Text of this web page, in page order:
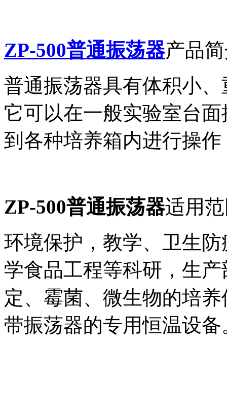
ZP-500普通振荡器产品
普通振荡器具有体积小
它可以在一般实验室台
到各种培养箱内进行操
ZP-500普通振荡器适用
环境保护，教学、卫生
学食品工程等科研，生
定、霉菌、微生物的培
带振荡器的专用恒温设备